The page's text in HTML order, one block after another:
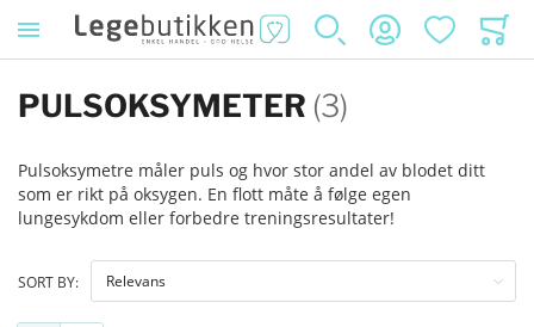
SØK KONTO ØNSKELISTE
PULSOKSYMETER (3)
Pulsoksymetre måler puls og hvor stor andel av blodet ditt
som er rikt på oksygen. En flott måte å følge egen
lungesykdom eller forbedre treningsresultater!
SORT BY: